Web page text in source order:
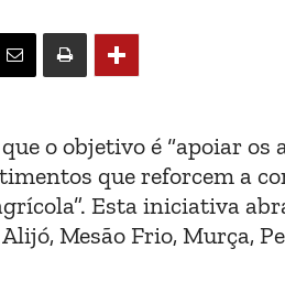
o objetivo é “apoiar
que reforcem a
Esta iniciativa
Mesão Frio, Murça,